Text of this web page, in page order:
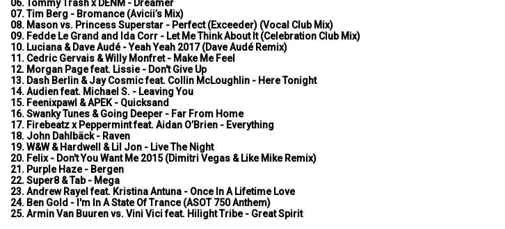
06. Tommy Trash x DENM - Dreamer
07. Tim Berg - Bromance (Avicii’s Mix)
08. Mason vs. Princess Superstar - Perfect (Exceeder) (Vocal Club Mix)
09. Fedde Le Grand and Ida Corr - Let Me Think About It (Celebration Club Mix)
10. Luciana & Dave Audé - Yeah Yeah 2017 (Dave Audé Remix)
11. Cedric Gervais & Willy Monfret - Make Me Feel
12. Morgan Page feat. Lissie - Don't Give Up
13. Dash Berlin & Jay Cosmic feat. Collin McLoughlin - Here Tonight
14. Audien feat. Michael S. - Leaving You
15. Feenixpawl & APEK - Quicksand
16. Swanky Tunes & Going Deeper - Far From Home
17. Firebeatz x Peppermint feat. Aidan O’Brien - Everything
18. John Dahlbäck - Raven
19. W&W & Hardwell & Lil Jon - Live The Night
20. Felix - Don't You Want Me 2015 (Dimitri Vegas & Like Mike Remix)
21. Purple Haze - Bergen
22. Super8 & Tab - Mega
23. Andrew Rayel feat. Kristina Antuna - Once In A Lifetime Love
24. Ben Gold - I'm In A State Of Trance (ASOT 750 Anthem)
25. Armin Van Buuren vs. Vini Vici feat. Hilight Tribe - Great Spirit